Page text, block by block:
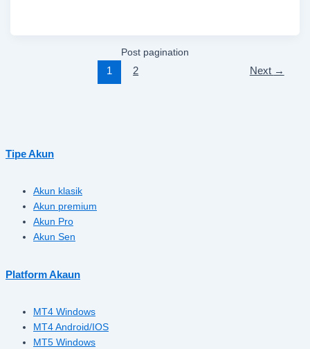
Post pagination
1 2 Next →
Tipe Akun
Akun klasik
Akun premium
Akun Pro
Akun Sen
Platform Akaun
MT4 Windows
MT4 Android/IOS
MT5 Windows